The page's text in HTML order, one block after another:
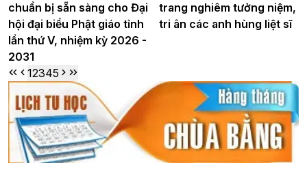
chuẩn bị sẵn sàng cho Đại
hội đại biểu Phật giáo tỉnh
lần thứ V, nhiệm kỳ 2026 -
2031
trang nghiêm tưởng niệm,
tri ân các anh hùng liệt sĩ
12345